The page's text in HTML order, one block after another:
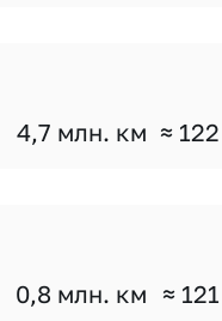
4,7 млн. км ≈
0,8 млн. км ≈